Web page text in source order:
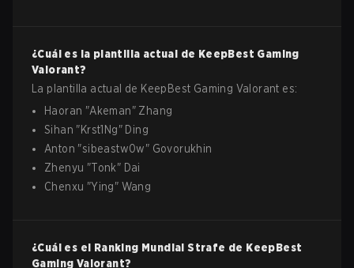
¿Cuál es la plantilla actual de KeepBest Gaming
Valorant?
La plantilla actual de KeepBest Gaming Valorant es:
Haoran "Akeman" Zhang
Sihan "Krst1Ng" Ding
Anton "sibeastw0w" Govorukhin
Zhenyu "Tonk" Dai
Chenxu "Ying" Wang
¿Cuál es el Ranking Mundial Strafe de KeepBest
Gaming Valorant?